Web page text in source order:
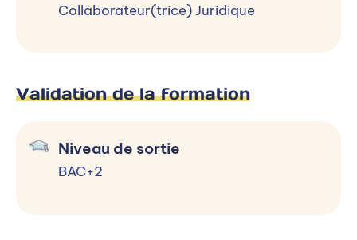
Collaborateur(trice) Juridique
Validation de la formation
Niveau de sortie
BAC+2
En savoir plus